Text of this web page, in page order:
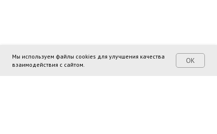
Мы используем файлы cookies для улучшения качества
взаимодействия с сайтом.
ОК